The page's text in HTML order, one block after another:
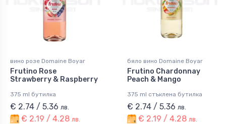
вино розе Domaine Boyar
Frutino Rose
Strawberry & Raspberry
375 ml бутилка
€ 2.74 / 5.36 лв.
€ 2.19 / 4.28 лв.
бяло вино Domaine Boyar
Frutino Chardonnay
Peach & Mango
375 ml стъклена бутилка
€ 2.74 / 5.36 лв.
€ 2.19 / 4.28 лв.